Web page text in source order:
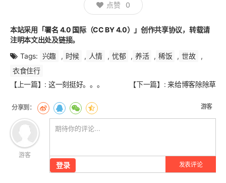
点赞 0
本站采用 「署名 4.0 国际（CC BY 4.0）」创作共享协议，转载请
注明本文出处及链接。
Tags: 兴趣 , 时候 , 人情 , 忧郁 , 养活 , 稀饭 , 世故
,
衣食住行
文
翻
页
【上一篇】: 这一刻挺好。。。 【下一篇】:来给博客除除草
游客
游客
登录 发表评论